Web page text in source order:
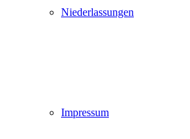
Niederlassungen
Impressum